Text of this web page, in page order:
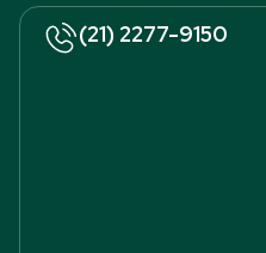
(21) 2277-9150